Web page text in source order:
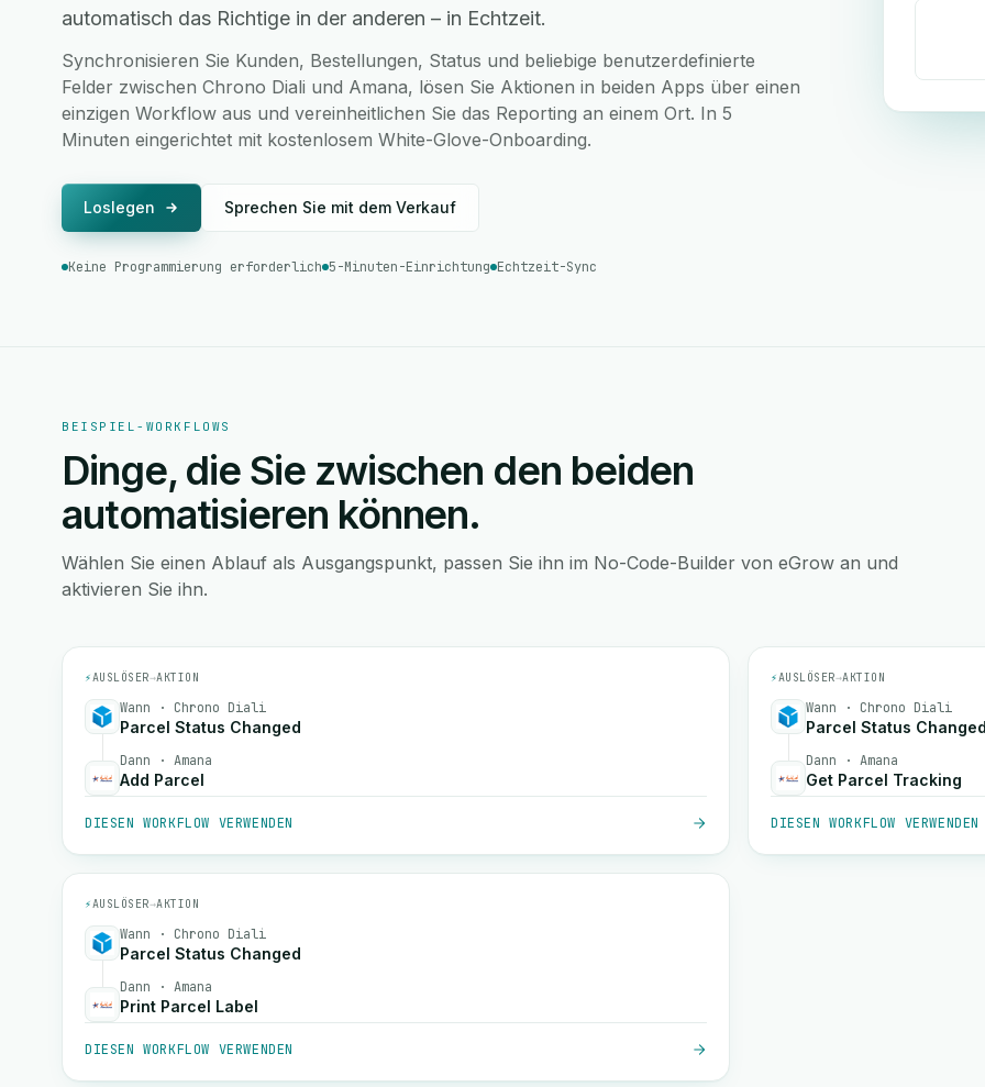
automatisch das Richtige in der anderen – in Echtzeit.
Synchronisieren Sie Kunden, Bestellungen, Status und beliebige benutzerdefinierte
Felder zwischen Chrono Diali und Amana, lösen Sie Aktionen in beiden Apps über einen
einzigen Workflow aus und vereinheitlichen Sie das Reporting an einem Ort. In 5
Minuten eingerichtet mit kostenlosem White-Glove-Onboarding.
Loslegen Sprechen Sie mit dem Verkauf
Keine Programmierung erforderlich 5-Minuten-Einrichtung Echtzeit-Sync
BEISPIEL-WORKFLOWS
Dinge, die Sie zwischen den beiden
automatisieren können.
Wählen Sie einen Ablauf als Ausgangspunkt, passen Sie ihn im No-Code-Builder von eGrow an und
aktivieren Sie ihn.
⚡AUSLÖSER→AKTION
Wann · Chrono Diali
Parcel Status Changed
Dann · Amana
Add Parcel
DIESEN WORKFLOW VERWENDEN
⚡AUSLÖSER→AKTION
Wann · Chrono Diali
Parcel Status
Dann · Amana
Get Parcel Tracking
DIESEN WORKFLOW VERWENDEN
⚡AUSLÖSER→AKTION
Wann · Chrono Diali
Parcel Status Changed
Dann · Amana
Print Parcel Label
DIESEN WORKFLOW VERWENDEN